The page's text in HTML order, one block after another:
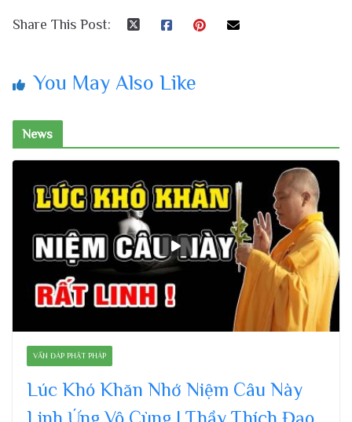
Share This Post:
You May Also Like
News
VẤN ĐÁP PHẬT PHÁP
Lúc Khó Khăn Nhớ Niệm Câu Này